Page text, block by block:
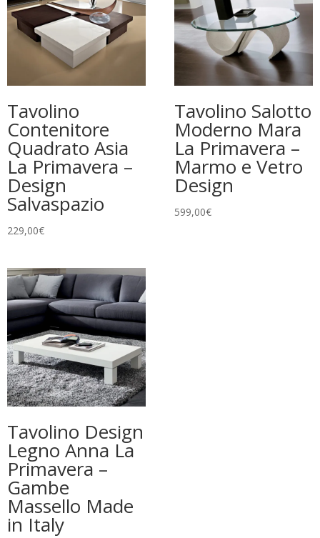
Tavolino
Contenitore
Quadrato Asia
La Primavera –
Design
Salvaspazio
229,00€
Tavolino Salotto
Moderno Mara
La Primavera –
Marmo e Vetro
Design
599,00€
Tavolino Design
Legno Anna La
Primavera –
Gambe
Massello Made
in Italy